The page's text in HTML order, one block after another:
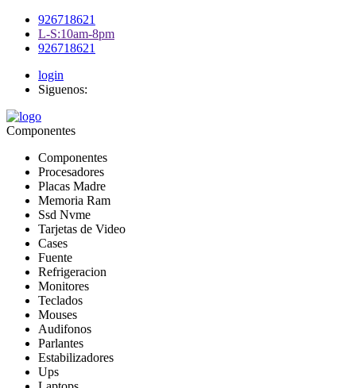
926718621
L-S:10am-8pm
926718621
login
Siguenos:
Componentes
Componentes
Procesadores
Placas Madre
Memoria Ram
Ssd Nvme
Tarjetas de Video
Cases
Fuente
Refrigeracion
Monitores
Teclados
Mouses
Audifonos
Parlantes
Estabilizadores
Ups